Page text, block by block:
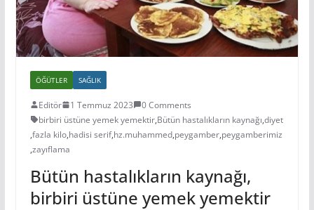
ÖĞÜTLER SAĞLIK
Editör 1 Temmuz 2023
0 Comments
birbiri üstüne yemek yemektir,Bütün hastalıkların kaynağı,diyet
,fazla kilo,hadisi serif,hz.muhammed,peygamber,peygamberimiz
,zayıflama
Bütün hastalıkların kaynağı,
birbiri üstüne yemek yemektir